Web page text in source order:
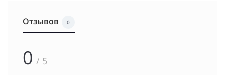
Отзывов 0
0 / 5